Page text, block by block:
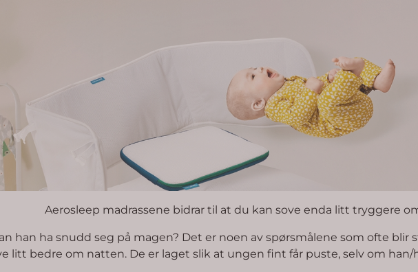
Aerosleep madrassene bidrar til at du kan sove enda litt tryggere
han ha snudd seg på magen? Det er noen av spørsmålene som ofte
litt bedre om natten. De er laget slik at ungen fint får puste, selv om